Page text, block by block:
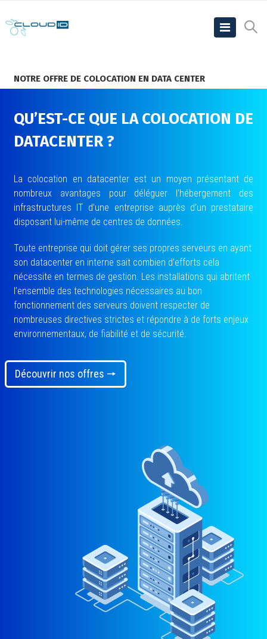
NOTRE OFFRE DE COLOCATION EN DATA CENTER
QU’EST-CE QUE LA COLOCATION DE
DATACENTER?
La colocation en datacenter est un moyen présentant de
nombreux avantages pour déléguer l’hébergement des
infrastructures IT d’une entreprise auprès d’un prestataire
disposant lui-même de centres de données.
Toute entreprise qui doit gérer ses propres serveurs en ayant
son datacenter en interne sait combien d’efforts cela
nécessite en termes de gestion. Les installations qui abritent
l’ensemble des technologies nécessaires au bon
fonctionnement des serveurs doivent respecter de
nombreuses directives strictes et répondre à de forts enjeux
environnementaux, de fiabilité et de sécurité.
Découvrir nos offres 🠖